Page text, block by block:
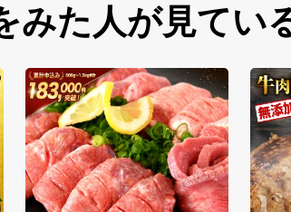
みた人が見てい